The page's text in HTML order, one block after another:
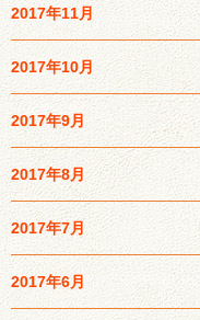
2017年11月
2017年10月
2017年9月
2017年8月
2017年7月
2017年6月